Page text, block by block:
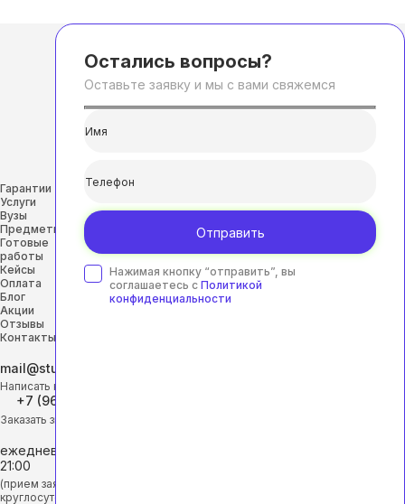
Гарантии
Услуги
Вузы
Предметы
Готовые
работы
Кейсы
Оплата
Блог
Акции
Отзывы
Контакты
mail@studhelp-online.ru
Написать на почту
+7 (968) 453-29-88
Заказать звонок
ежедневно с 9:00 до
21:00
(прием заявок
круглосуточно)
Остались вопросы?
Оставьте заявку и мы с вами свяжемся
Отправить
Нажимая кнопку “отправить”, вы
соглашаетесь с Политикой
конфиденциальности